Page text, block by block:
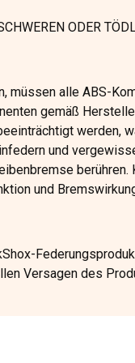
ODER
müssen alle ABS-
gemäß
werden,
und
berühren.
und
Versagen des